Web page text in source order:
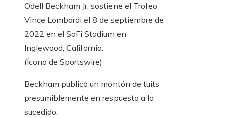
Odell Beckham Jr. sostiene el Trofeo
Vince Lombardi el 8 de septiembre de
2022 en el SoFi Stadium en
Inglewood, California.
(Ícono de Sportswire)
Beckham publicó un montón de tuits
presumiblemente en respuesta a lo
sucedido.